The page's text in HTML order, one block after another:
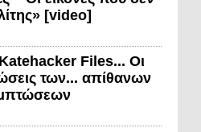
[video]
Files... Οι
των... απίθανων